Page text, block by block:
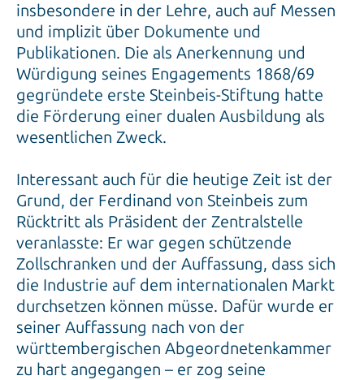
insbesondere in der Lehre, auch auf Messen
und implizit über Dokumente und
Publikationen. Die als Anerkennung und
Würdigung seines Engagements 1868/69
gegründete erste Steinbeis-Stiftung hatte
die Förderung einer dualen Ausbildung als
wesentlichen Zweck.
Interessant auch für die heutige Zeit ist der
Grund, der Ferdinand von Steinbeis zum
Rücktritt als Präsident der Zentralstelle
veranlasste: Er war gegen schützende
Zollschranken und der Auffassung, dass sich
die Industrie auf dem internationalen Markt
durchsetzen können müsse. Dafür wurde er
seiner Auffassung nach von der
württembergischen Abgeordnetenkammer
zu hart angegangen – er zog seine